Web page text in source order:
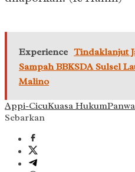
Experience Tindaklanjut
Sampah BBKSDA Sulsel
Malino
Appi-CicuKuasa Hukum
Sebarkan